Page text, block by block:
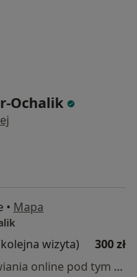
Ochalik
• Mapa
wizyta)
300 zł
Specjalista nie oferuje umawiania online pod tym adresem.